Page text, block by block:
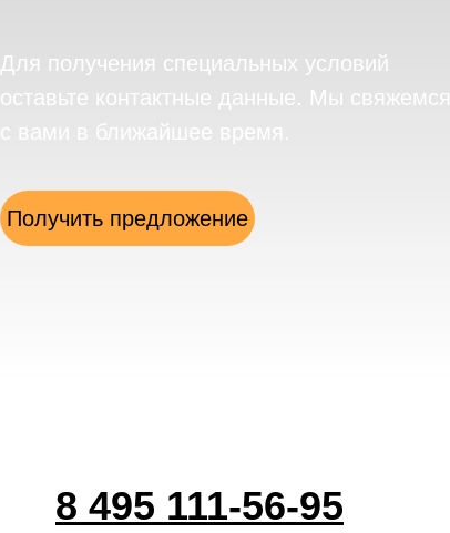
Для получения специальных условий
оставьте контактные данные. Мы свяжемся
с вами в ближайшее время.
Получить предложение
8 495 111-56-95